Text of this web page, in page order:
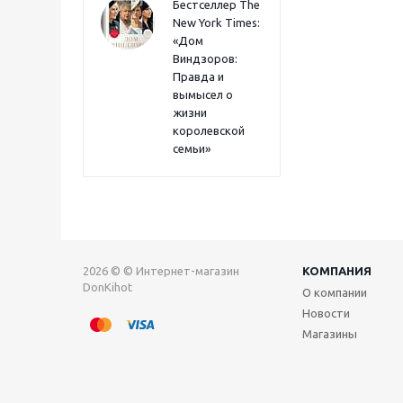
Бестселлер The
New York Times:
«Дом
Виндзоров:
Правда и
вымысел о
жизни
королевской
семьи»
2026 © © Интернет-магазин
DonKihot
КОМПАНИЯ
О компании
Новости
Магазины